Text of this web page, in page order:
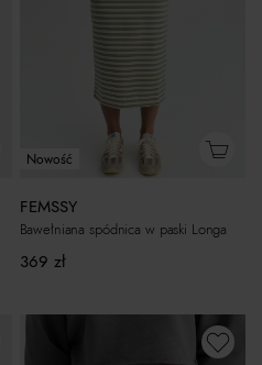
Nowość
FEMSSY
Bawełniana spódnica w paski Longa
369 zł